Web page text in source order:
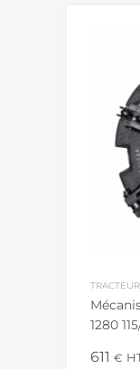
1280
611 €